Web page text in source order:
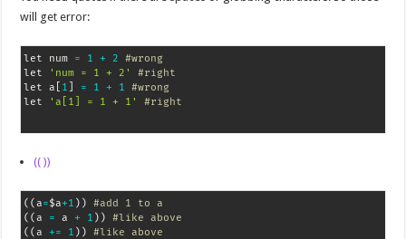
will get error:
let num = 1 + 2
#wrong
let
'num = 1 + 2'
#right
let a
1 = 1 + 1
#wrong
let
'a[1] = 1 + 1' #right
(( ))
( (a=$a+1 ) )
#add 1 to a
( (a = a + 1 ) )
#like above
( (a += 1 ) ) #like above